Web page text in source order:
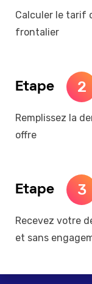
Calculer le tarif
frontalier
Etape 2
Remplissez la
offre
Etape 3
Recevez votre
et sans